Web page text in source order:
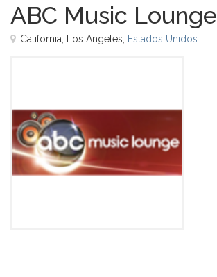
ABC Music Lounge
California, Los Angeles, Estados Unidos